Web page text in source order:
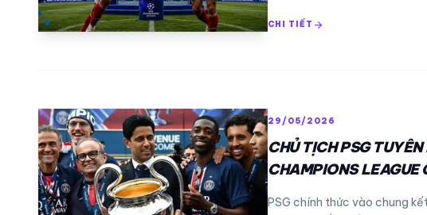
CHI TIẾT arrow_forward
29/05/2026
CHỦ TỊCH PSG
CHAMPIONS LEAGUE
PSG chính thức vào chung